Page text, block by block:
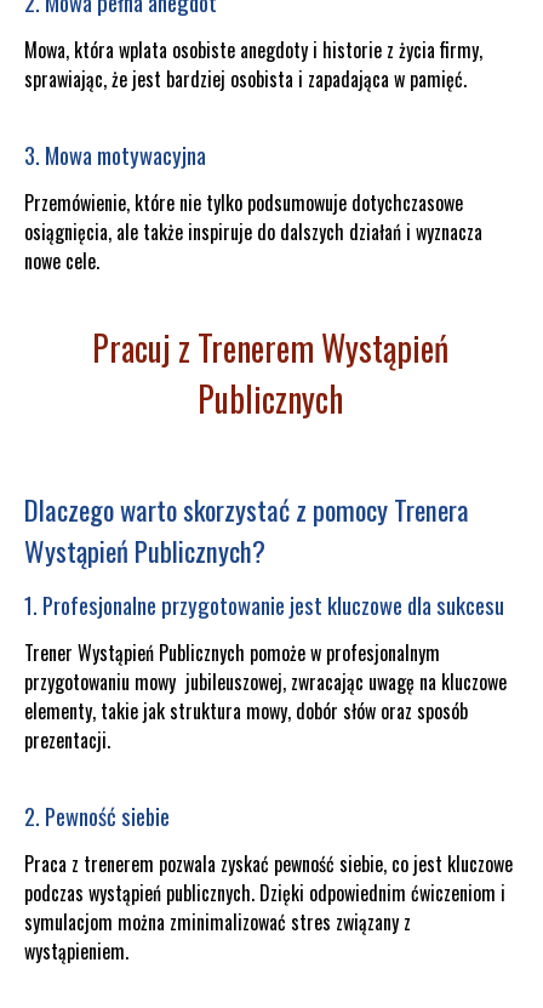
Mowa, która wplata osobiste anegdoty i historie z życia firmy,
sprawiając, że jest bardziej osobista i zapadająca w pamięć.
3. Mowa motywacyjna
Przemówienie, które nie tylko podsumowuje dotychczasowe
osiągnięcia, ale także inspiruje do dalszych działań i wyznacza
nowe cele.
Pracuj z Trenerem Wystąpień
Publicznych
Dlaczego warto skorzystać z pomocy Trenera
Wystąpień Publicznych?
1. Profesjonalne przygotowanie jest kluczowe dla sukcesu
Trener Wystąpień Publicznych pomoże w profesjonalnym
przygotowaniu mowy jubileuszowej, zwracając uwagę na kluczowe
elementy, takie jak struktura mowy, dobór słów oraz sposób
prezentacji.
2. Pewność siebie
Praca z trenerem pozwala zyskać pewność siebie, co jest kluczowe
podczas wystąpień publicznych. Dzięki odpowiednim ćwiczeniom i
symulacjom można zminimalizować stres związany z
wystąpieniem.